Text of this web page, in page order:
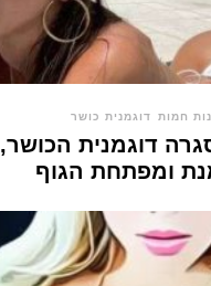
חמות דוגמנית כושר
דוגמנית הכושר,
ומפתחת הגוף